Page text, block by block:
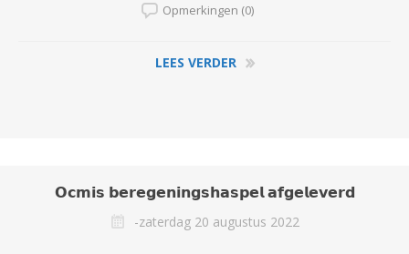
Opmerkingen (0)
LEES VERDER
𝗢𝗰𝗺𝗶𝘀 𝗯𝗲𝗿𝗲𝗴𝗲𝗻𝗶𝗻𝗴𝘀𝗵𝗮𝘀𝗽𝗲𝗹 𝗮𝗳𝗴𝗲𝗹𝗲𝘃𝗲𝗿𝗱
-zaterdag 20 augustus 2022